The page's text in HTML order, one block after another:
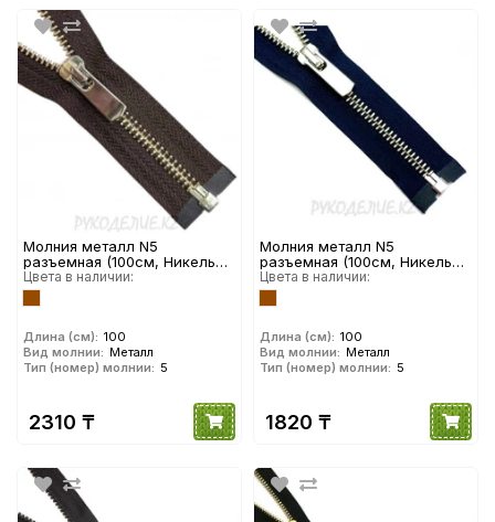
Молния металл N5
разъемная (100см, Никель
глянец) YKK
Цвета в наличии:
Длина (см): 100
Вид молнии: Металл
Тип (номер) молнии: 5
2310 ₸
Молния металл N5
разъемная (100см, Никель
матовый) YKK
Цвета в наличии:
Длина (см): 100
Вид молнии: Металл
Тип (номер) молнии: 5
1820 ₸